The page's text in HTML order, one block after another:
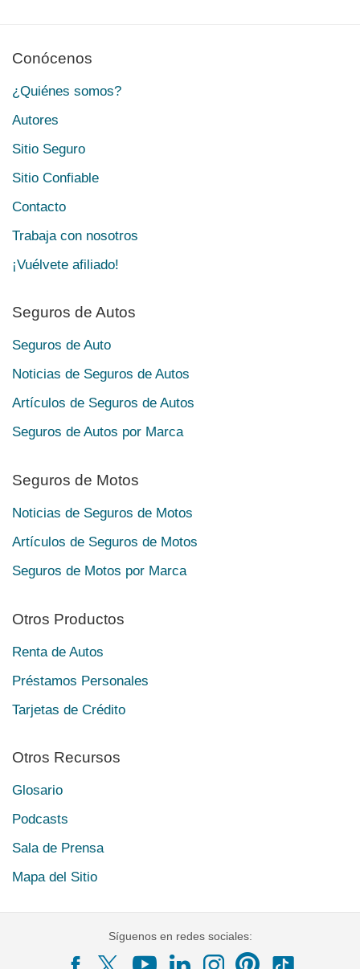
Conócenos
¿Quiénes somos?
Autores
Sitio Seguro
Sitio Confiable
Contacto
Trabaja con nosotros
¡Vuélvete afiliado!
Seguros de Autos
Seguros de Auto
Noticias de Seguros de Autos
Artículos de Seguros de Autos
Seguros de Autos por Marca
Seguros de Motos
Noticias de Seguros de Motos
Artículos de Seguros de Motos
Seguros de Motos por Marca
Otros Productos
Renta de Autos
Préstamos Personales
Tarjetas de Crédito
Otros Recursos
Glosario
Podcasts
Sala de Prensa
Mapa del Sitio
Síguenos en redes sociales: